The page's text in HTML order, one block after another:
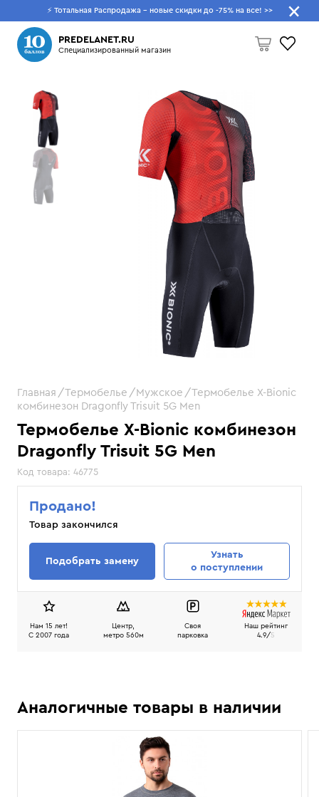
⚡ Тотальная Распродажа - новые скидки до -75% на все! >>
PREDELANET.RU
Специализированный магазин
Пусто
Что будем искать?
Термобелье X-Bionic комбинезон
Dragonfly Trisuit 5G Men
Код товара: 46775
Главная Термобелье Мужское
Термобелье X-Bionic
комбинезон Dragonfly Trisuit 5G Men
Продано!
Товар закончился
Подобрать замену
Узнать
о поступлении
Нам 15 лет!
C 2007 года
Центр,
метро 560м
Своя
парковка
Наш рейтинг
4.9/5
Аналогичные товары в наличии